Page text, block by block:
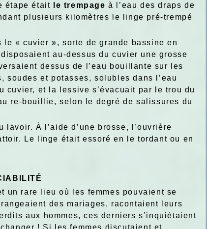
étape était
le trempage à l’eau des draps de
plusieurs kilomètres le linge pré-trempé
« cuvier », sorte de grande bassine en
au-dessus du cuvier une grosse
dessus de l’eau bouillante sur les
et potasses, solubles dans l’eau
cuvier, et la lessive s’évacuait par le trou du
re-bouillie, selon le degré de salissures du
lavoir. À l’aide d’une brosse, l’ouvrière
Le linge était essoré en le tordant ou en
un rare lieu où les femmes pouvaient se
des mariages, racontaient leurs
aux hommes, ces derniers s’inquiétaient
! Si les femmes discutaient et